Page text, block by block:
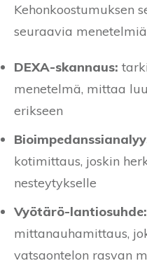
Kehonkoostumuksen
seuraavia
DEXA-skannaus:
menetelmä, mittaa
erikseen
kotimittaus, joskin
nesteytykselle
Vyötärö-lantiosuhde:
mittanauhamittaus,
vatsaontelon rasvan